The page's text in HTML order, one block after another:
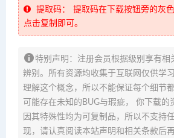
提取码：
提取码在下载按钮旁的灰
点击复制即可。
特别声明：注册会员根据级别享有相
辨别。所有资源均收集于互联网仅供学
理解这个概念，所以不能保证每个细节
可能存在未知的BUG与瑕疵， 你下载的
因其特殊性均为可复制品，所以不支持
现，请认真阅读本站声明和相关条款后